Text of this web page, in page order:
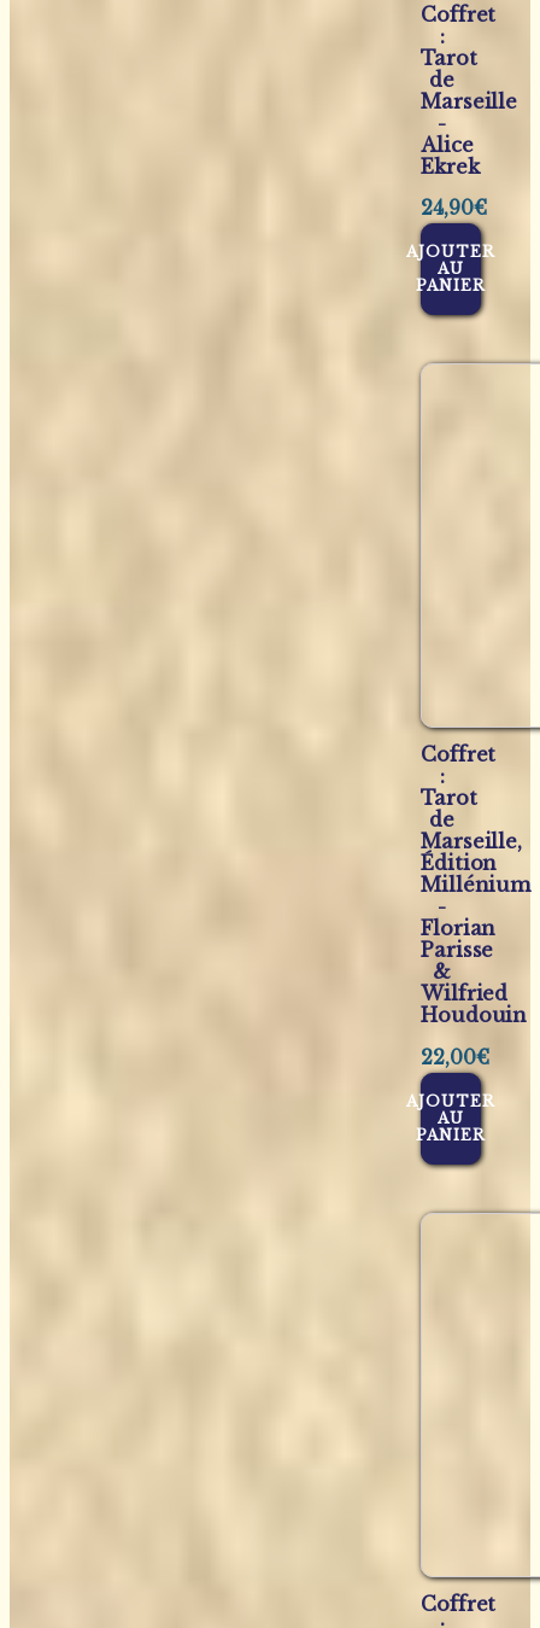
Coffret
:
Tarot
de
Marseille
-
Alice
Ekrek
24,90€
AJOUTER
AU
PANIER
Coffret
:
Tarot
de
Marseille,
Édition
Millénium
-
Florian
Parisse
&
Wilfried
Houdouin
22,00€
AJOUTER
AU
PANIER
Coffret